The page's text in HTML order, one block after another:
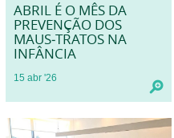
ABRIL É O MÊS DA
PREVENÇÃO DOS
MAUS‑TRATOS NA
INFÂNCIA
15 abr '26